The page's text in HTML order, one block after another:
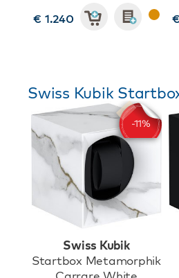
€ 1.240
Swiss Kubik
Swiss Kubik
Startbox Metamorphik